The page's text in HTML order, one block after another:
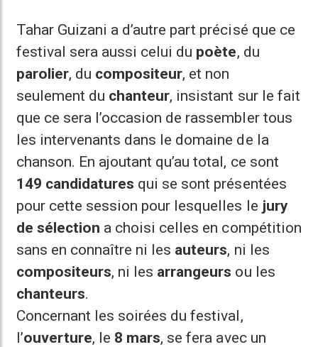
Tahar Guizani a d’autre part précisé que ce
festival sera aussi celui du poète, du
parolier, du compositeur, et non
seulement du chanteur, insistant sur le fait
que ce sera l’occasion de rassembler tous
les intervenants dans le domaine de la
chanson. En ajoutant qu’au total, ce sont
149 candidatures qui se sont présentées
pour cette session pour lesquelles le jury
de sélection a choisi celles en compétition
sans en connaître ni les auteurs, ni les
compositeurs, ni les arrangeurs ou les
chanteurs.
Concernant les soirées du festival,
l’ouverture, le 8 mars, se fera avec un